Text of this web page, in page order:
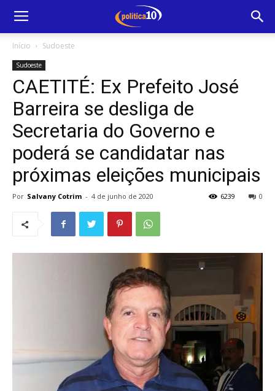
Início Sudoeste
Sudoeste
CAETITÉ: Ex Prefeito José
Barreira se desliga de
Secretaria do Governo e
poderá se candidatar nas
próximas eleições municipais
Por Salvany Cotrim - 4 de junho de 2020 0
6239